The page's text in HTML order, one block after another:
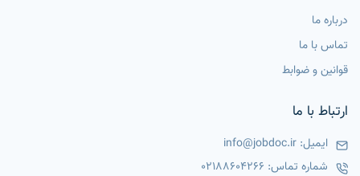
درباره ما
تماس با ما
قوانین و ضوابط
ارتباط با ما
ایمیل: info@jobdoc.ir
شماره تماس: 02188604266